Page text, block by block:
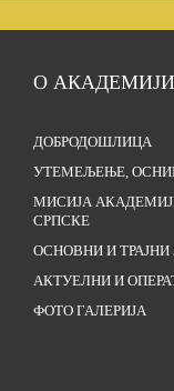
О АКАДЕМИЈИ
ДОБРОДОШЛИЦА
УТЕМЕЉЕЊЕ,
МИСИЈА
СРПСКЕ
ОСНОВНИ И
АКТУЕЛНИ И
ФОТО ГАЛЕРИЈА